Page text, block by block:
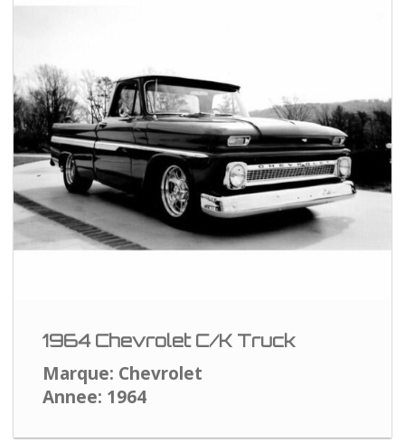
1964 Chevrolet C/K Truck
Marque: Chevrolet
Annee: 1964